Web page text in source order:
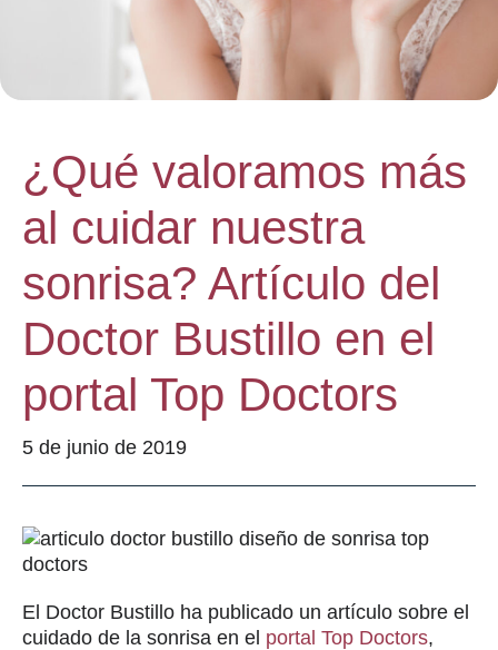
¿Qué valoramos más
al cuidar nuestra
sonrisa? Artículo del
Doctor Bustillo en el
portal Top Doctors
5 de junio de 2019
El Doctor Bustillo ha publicado un artículo sobre el
cuidado de la sonrisa en el portal Top Doctors,